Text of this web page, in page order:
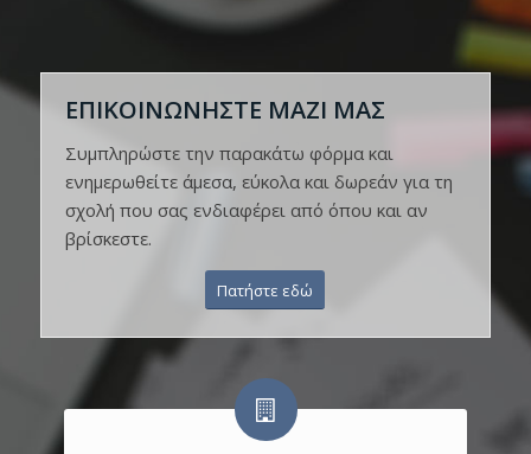
ΕΠΙΚΟΙΝΩΝΗΣΤΕ ΜΑΖΙ ΜΑΣ
Συμπληρώστε την παρακάτω φόρμα και
ενημερωθείτε άμεσα, εύκολα και δωρεάν για τη
σχολή που σας ενδιαφέρει από όπου και αν
βρίσκεστε.
Πατήστε εδώ